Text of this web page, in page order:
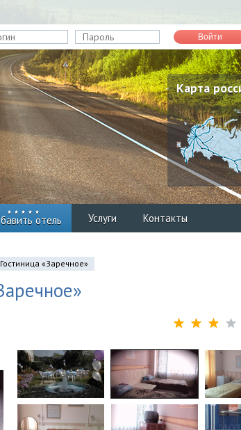
Войти
Карта
отель Услуги Контакты
Гостиница «Заречное»